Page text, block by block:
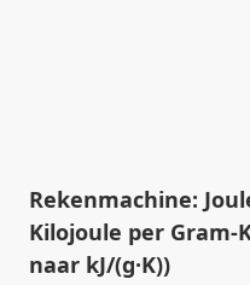
Rekenmachine:
Kilojoule per Gram-
naar kJ/(g·K))